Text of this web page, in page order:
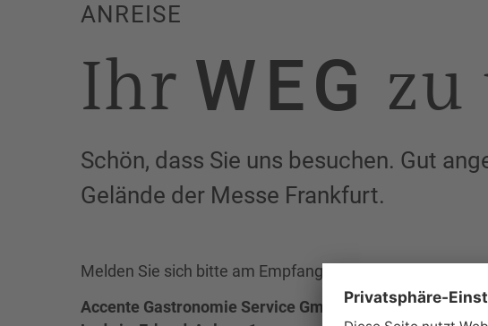
ANREISE
Ihr WEG zu
Schön, dass Sie uns besuchen. Gut
Gelände der Messe Frankfurt.
Melden Sie sich bitte am Empfang im 1. Stock. Wir freuen
Accente Gastronomie Service GmbH